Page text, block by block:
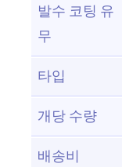
발수 코팅 유
무
타입
개당 수량
배송비